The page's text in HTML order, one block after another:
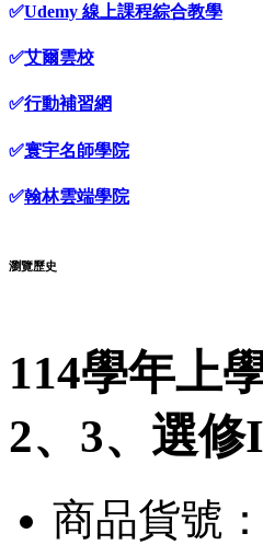
✅Udemy 線上課程綜合教學
✅艾爾雲校
✅行動補習網
✅寰宇名師學院
✅翰林雲端學院
瀏覽歷史
114學年上
2、3、選
商品貨號